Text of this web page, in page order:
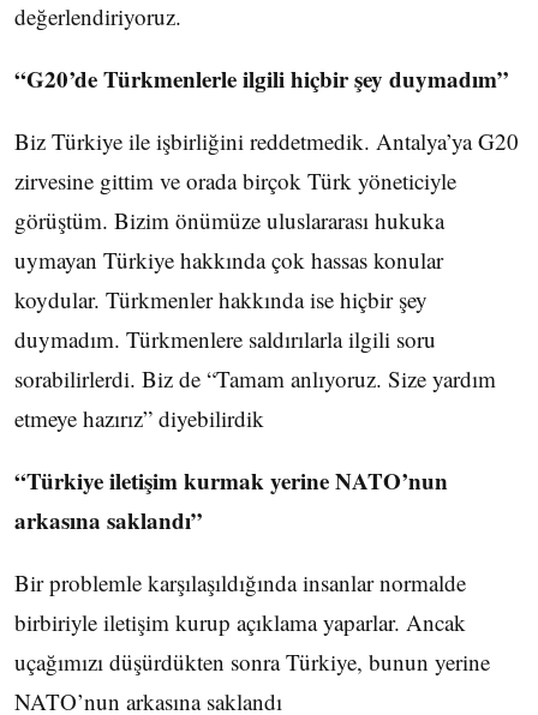
değerlendiriyoruz.
“G20’de Türkmenlerle ilgili hiçbir şey duymadım”
Biz Türkiye ile işbirliğini reddetmedik. Antalya’ya G20
zirvesine gittim ve orada birçok Türk yöneticiyle
görüştüm. Bizim önümüze uluslararası hukuka
uymayan Türkiye hakkında çok hassas konular
koydular. Türkmenler hakkında ise hiçbir şey
duymadım. Türkmenlere saldırılarla ilgili soru
sorabilirlerdi. Biz de “Tamam anlıyoruz. Size yardım
etmeye hazırız” diyebilirdik
“Türkiye iletişim kurmak yerine NATO’nun
arkasına saklandı”
Bir problemle karşılaşıldığında insanlar normalde
birbiriyle iletişim kurup açıklama yaparlar. Ancak
uçağımızı düşürdükten sonra Türkiye, bunun yerine
NATO’nun arkasına saklandı